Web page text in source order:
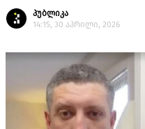
პუბლიკა
14:15, 30 აპრილი, 2026